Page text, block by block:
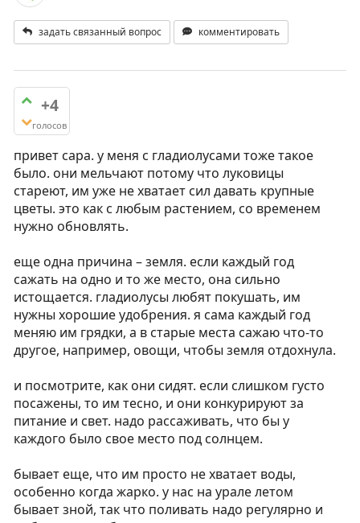
задать связанный вопрос комментировать
+4
голосов
привет сара. у меня с гладиолусами тоже такое
было. они мельчают потому что луковицы
стареют, им уже не хватает сил давать крупные
цветы. это как с любым растением, со временем
нужно обновлять.
еще одна причина – земля. если каждый год
сажать на одно и то же место, она сильно
истощается. гладиолусы любят покушать, им
нужны хорошие удобрения. я сама каждый год
меняю им грядки, а в старые места сажаю что-то
другое, например, овощи, чтобы земля отдохнула.
и посмотрите, как они сидят. если слишком густо
посажены, то им тесно, и они конкурируют за
питание и свет. надо рассаживать, что бы у
каждого было свое место под солнцем.
бывает еще, что им просто не хватает воды,
особенно когда жарко. у нас на урале летом
бывает зной, так что поливать надо регулярно и